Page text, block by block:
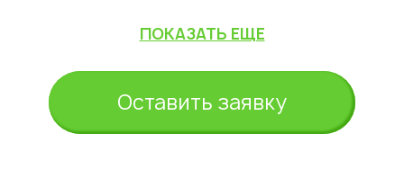
ПОКАЗАТЬ ЕЩЕ
Оставить заявку